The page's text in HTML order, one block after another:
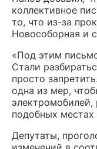
коллективное
то, что из-за
Новособорная и
«Под этим
Стали
просто
одна из мер,
электромобилей,
подобных
Депутаты,